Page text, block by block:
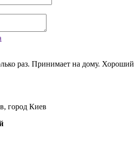
раз. Принимает на дому. Хороший
город Киев